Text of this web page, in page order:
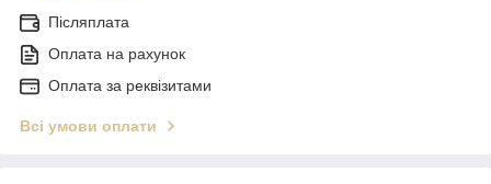
Післяплата
Оплата на рахунок
Оплата за реквізитами
Всі умови оплати